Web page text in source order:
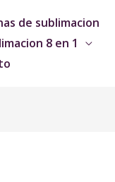
de sublimacion
8 en 1